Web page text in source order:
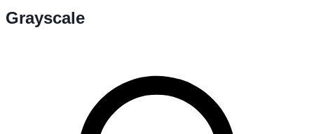
Grayscale